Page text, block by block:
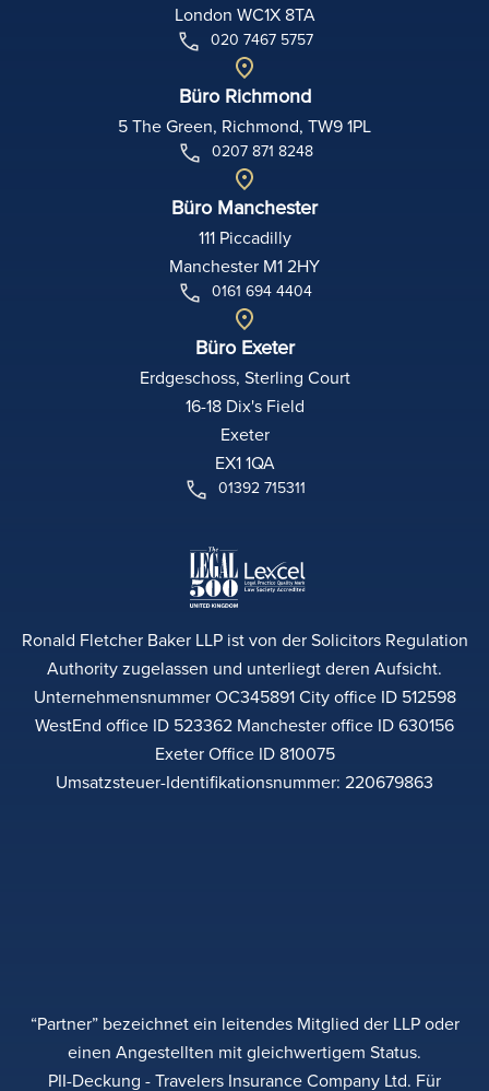
London WC1X 8TA
020 7467 5757
Büro Richmond
5 The Green, Richmond, TW9 1PL
0207 871 8248
Büro Manchester
111 Piccadilly
Manchester M1 2HY
0161 694 4404
Büro Exeter
Erdgeschoss, Sterling Court
16-18 Dix's Field
Exeter
EX1 1QA
01392 715311
Ronald Fletcher Baker LLP ist von der Solicitors Regulation
Authority zugelassen und unterliegt deren Aufsicht.
Unternehmensnummer OC345891 City office ID 512598
WestEnd office ID 523362 Manchester office ID 630156
Exeter Office ID 810075
Umsatzsteuer-Identifikationsnummer: 220679863
“Partner” bezeichnet ein leitendes Mitglied der LLP oder
einen Angestellten mit gleichwertigem Status.
PII-Deckung - Travelers Insurance Company Ltd. Für